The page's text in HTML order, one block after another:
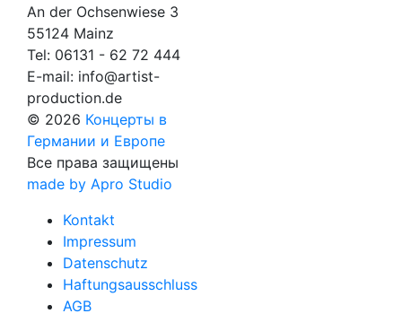
An der Ochsenwiese 3
55124 Mainz
Tel: 06131 - 62 72 444
E-mail: info@artist-
production.de
© 2026 Концерты в
Германии и Европе
Все права защищены
made by Apro Studio
Kontakt
Impressum
Datenschutz
Haftungsausschluss
AGB